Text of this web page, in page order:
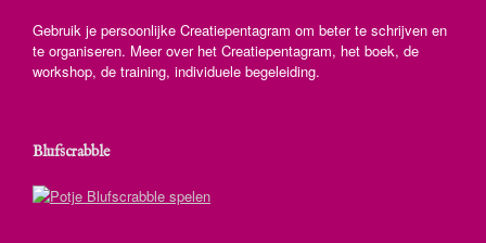
Gebruik je persoonlijke Creatiepentagram om beter te schrijven en
te organiseren. Meer over het Creatiepentagram, het boek, de
workshop, de training, individuele begeleiding.
Blufscrabble